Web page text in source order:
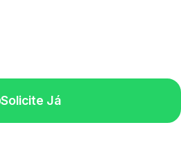
Solicite Já